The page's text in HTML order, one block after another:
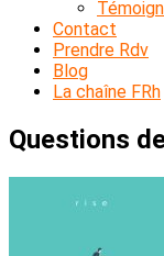
Contact
Prendre Rdv
Blog
La chaîne FRh
Questions